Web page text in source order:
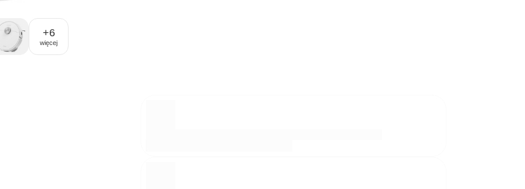
+6
więcej